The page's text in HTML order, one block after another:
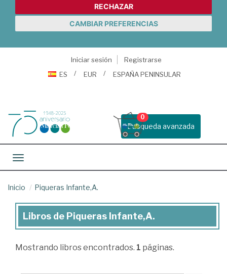
RECHAZAR
CAMBIAR PREFERENCIAS
Iniciar sesión
Registrarse
ES
EUR ESPAÑA PENINSULAR
Busqueda avanzada
0
Toggle navigation
Inicio Piqueras Infante,A.
Libros
Piqueras
Libros de Piqueras Infante,A.
Mostrando libros encontrados. 1 páginas.